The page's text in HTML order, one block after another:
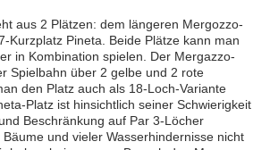
aus 2 Plätzen: dem längeren Mergozzo-
Kurzplatz Pineta. Beide Plätze kann man
in Kombination spielen. Der Mergazzo-
Spielbahn über 2 gelbe und 2 rote
den Platz auch als 18-Loch-Variante
Platz ist hinsichtlich seiner Schwierigkeit
Beschränkung auf Par 3-Löcher
und vieler Wasserhindernisse nicht